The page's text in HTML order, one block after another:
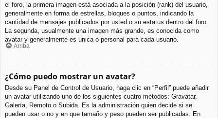
el foro, la primera imagen está asociada a la posición (rank) del usuario,
generalmente en forma de estrellas, bloques o puntos, indicando la
cantidad de mensajes publicados por usted o su estatus dentro del foro.
La segunda, usualmente una imagen más grande, es conocida como
avatar y generalmente es única o personal para cada usuario.
Arriba
¿Cómo puedo mostrar un avatar?
Desde su Panel de Control de Usuario, haga clic en “Perfil” puede añadir
un avatar utilizando uno de los siguientes cuatro métodos: Gravatar,
Galería, Remoto o Subida. Es la administración quien decide si se
pueden usar o no y en que tamaño y peso pueden ser publicadas. En